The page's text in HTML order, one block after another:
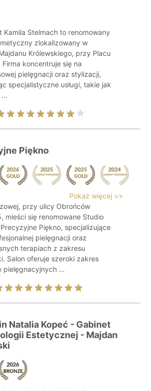
Kamila Stelmach to renomowany
zlokalizowany w
Królewskiego, przy Placu
Firma koncentruje się na
pielęgnacji oraz stylizacji,
specjalistyczne usługi, takie jak
Piękno
Pokaż więcej >>
przy ulicy Obrońców
mieści się renomowane Studio
Piękno, specjalizujące
pielęgnacji oraz
terapiach z zakresu
Salon oferuje szeroki zakres
pielęgnacyjnych ...
Natalia Kopeć - Gabinet
Estetycznej - Majdan